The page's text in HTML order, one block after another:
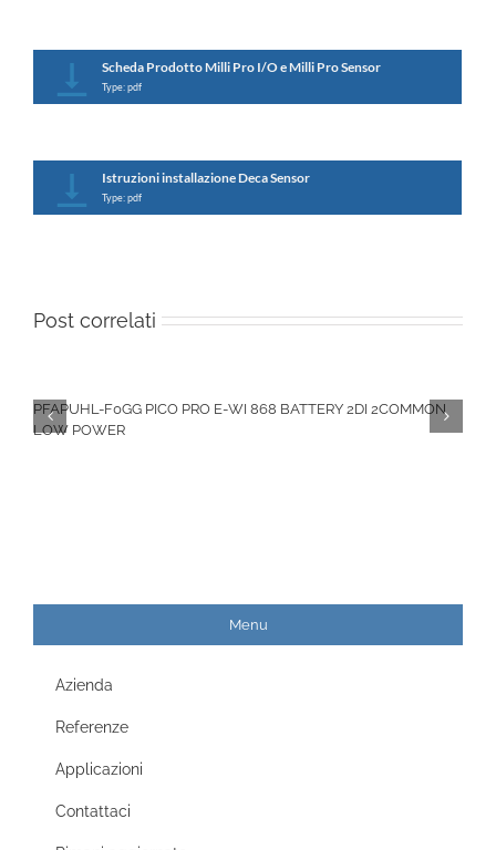
Scheda Prodotto Milli Pro I/O e Milli Pro Sensor
Type: pdf
Istruzioni installazione Deca Sensor
Type: pdf
Post correlati
PFAPUHL-F0GG PICO PRO E-WI 868 BATTERY 2DI 2COMMON
LOW POWER
Menu
Azienda
Referenze
Applicazioni
Contattaci